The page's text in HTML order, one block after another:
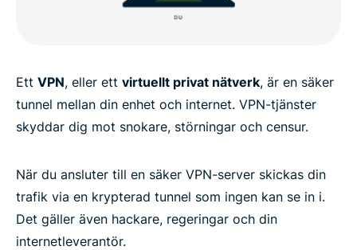
Ett VPN, eller ett virtuellt privat nätverk, är en säker
tunnel mellan din enhet och internet. VPN-tjänster
skyddar dig mot snokare, störningar och censur.
När du ansluter till en säker VPN-server skickas din
trafik via en krypterad tunnel som ingen kan se in i.
Det gäller även hackare, regeringar och din
internetleverantör.